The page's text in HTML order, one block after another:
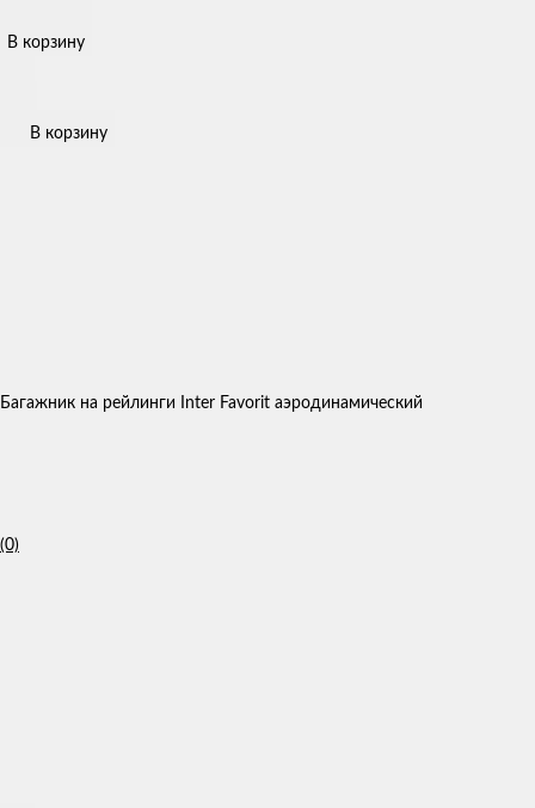
В корзину
В корзину
Багажник на рейлинги Inter Favorit аэродинамический
(0)